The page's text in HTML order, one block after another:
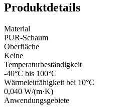
Produktdetails
Material
PUR-Schaum
Oberfläche
Keine
Temperaturbeständigkeit
-40°C bis 100°C
Wärmeleitfähigkeit bei 10°C
0,040 W/(m·K)
Anwendungsgebiete